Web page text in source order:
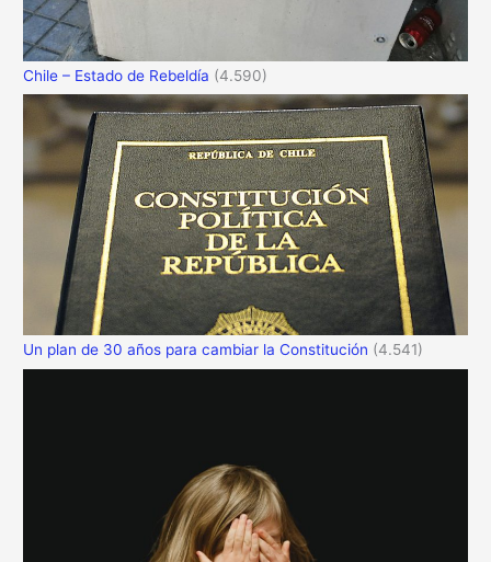
Chile – Estado de Rebeldía (4.590)
Un plan de 30 años para cambiar la Constitución (4.541)